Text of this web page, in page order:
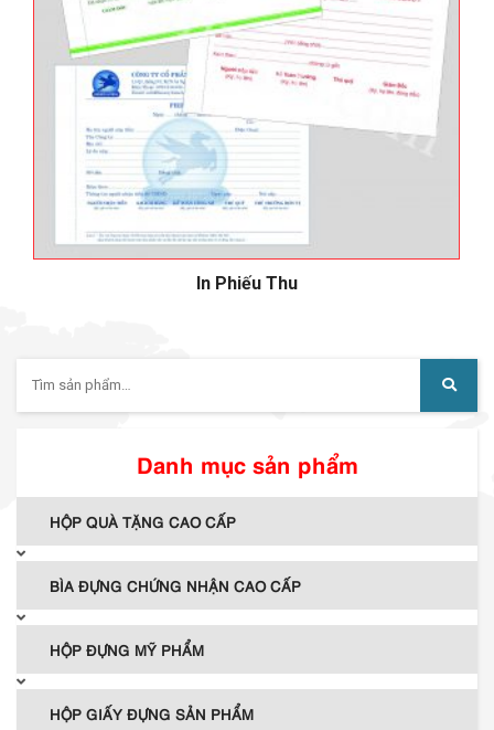
In Phiếu Thu
kiếm:
Danh mục sản phẩm
HỘP QUÀ TẶNG CAO CẤP
BÌA ĐỰNG CHỨNG NHẬN CAO CẤP
HỘP ĐỰNG MỸ PHẨM
HỘP GIẤY ĐỰNG SẢN PHẨM